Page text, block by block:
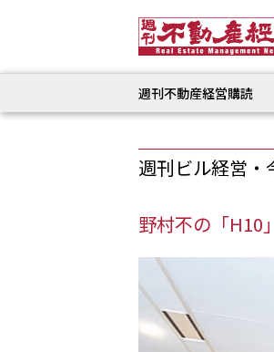
週刊不動産経営購読
週刊ビル経営・
野村不の「H10